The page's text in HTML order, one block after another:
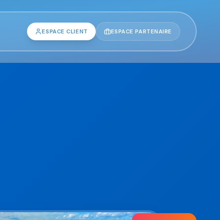
ESPACE CLIENT ESPACE PARTENAIRE